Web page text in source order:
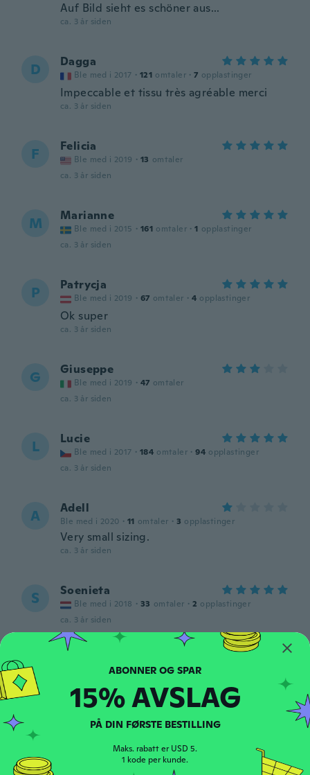
Auf Bild sieht es schöner aus...
ca. 3 år siden
D Dagga
Ble med i 2017 · 121 omtaler · 7 opplastinger
Impeccable et tissu très agréable merci
ca. 3 år siden
F Felicia
Ble med i 2019 · 13 omtaler
ca. 3 år siden
M Marianne
Ble med i 2015 · 161 omtaler · 1 opplastinger
ca. 3 år siden
P Patrycja
Ble med i 2019 · 67 omtaler · 4 opplastinger
Ok super
ca. 3 år siden
G Giuseppe
Ble med i 2019 · 47 omtaler
ca. 3 år siden
L Lucie
Ble med i 2017 · 184 omtaler · 94 opplastinger
ca. 3 år siden
A Adell
Ble med i 2020 · 11 omtaler · 3 opplastinger
Very small sizing.
ca. 3 år siden
S Soenieta
Ble med i 2018 · 33 omtaler · 2 opplastinger
ca. 3 år siden
C Ble med i 2018 · 242 omtaler · 20
ca. 3 år siden
A Adele
Great maxi dress
15% AVSLAG
PÅ DIN FØRSTE BESTILLING
Maks. rabatt er USD 5.
1 kode per kunde.